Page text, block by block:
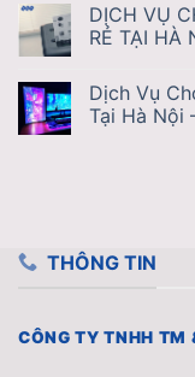
DỊCH VỤ
RẺ TẠI HÀ
Dịch Vụ
Tại Hà Nội
THÔNG TIN
CÔNG TY TNHH TM